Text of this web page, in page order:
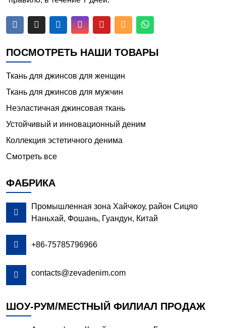
     
ПОСМОТРЕТЬ НАШИ ТОВАРЫ
Ткань для джинсов для женщин
Ткань для джинсов для мужчин
Неэластичная джинсовая ткань
Устойчивый и инновационный деним
Коллекция эстетичного денима
Смотреть все
ФАБРИКА

Промышленная зона Хайчжоу, район Сицяо
Наньхай, Фошань, Гуандун, Китай
 +86-75785796966
 contacts@zevadenim.com
ШОУ-РУМ/МЕСТНЫЙ ФИЛИАЛ ПРОДАЖ